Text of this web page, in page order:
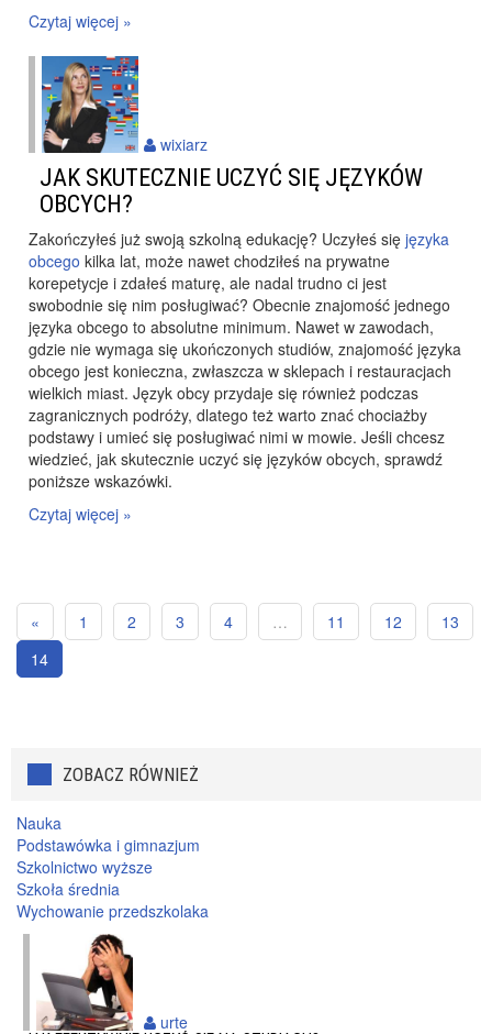
Czytaj więcej »
JAK SKUTECZNIE UCZYĆ SIĘ JĘZYKÓW
OBCYCH?
Zakończyłeś już swoją szkolną edukację? Uczyłeś się języka
obcego kilka lat, może nawet chodziłeś na prywatne
korepetycje i zdałeś maturę, ale nadal trudno ci jest
swobodnie się nim posługiwać? Obecnie znajomość jednego
języka obcego to absolutne minimum. Nawet w zawodach,
gdzie nie wymaga się ukończonych studiów, znajomość języka
obcego jest konieczna, zwłaszcza w sklepach i restauracjach
wielkich miast. Język obcy przydaje się również podczas
zagranicznych podróży, dlatego też warto znać chociażby
podstawy i umieć się posługiwać nimi w mowie. Jeśli chcesz
wiedzieć, jak skutecznie uczyć się języków obcych, sprawdź
poniższe wskazówki.
Czytaj więcej »
wixiarz
« 1 2 3 4 … 11 12
13
14
ZOBACZ RÓWNIEŻ
Nauka
Podstawówka i gimnazjum
Szkolnictwo wyższe
Szkoła średnia
Wychowanie przedszkolaka
urte